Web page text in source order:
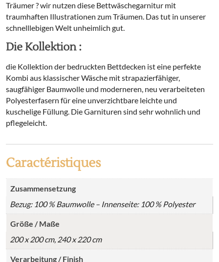
Träumer ? wir nutzen diese Bettwäschegarnitur mit
traumhaften Illustrationen zum Träumen. Das tut in unserer
schnelllebigen Welt unheimlich gut.
Die Kollektion :
die Kollektion der bedruckten Bettdecken ist eine perfekte
Kombi aus klassischer Wäsche mit strapazierfähiger,
saugfähiger Baumwolle und moderneren, neu verarbeiteten
Polyesterfasern für eine unverzichtbare leichte und
kuschelige Füllung. Die Garnituren sind sehr wohnlich und
pflegeleicht.
Caractéristiques
Zusammensetzung
Bezug: 100 % Baumwolle – Innenseite: 100 % Polyester
Größe / Maße
200 x 200 cm, 240 x 220 cm
Verarbeitung / Finish